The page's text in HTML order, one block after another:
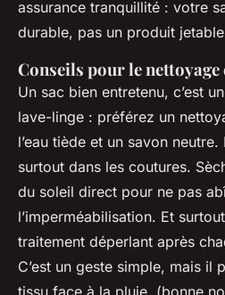
assurance tranquillité : votre
durable, pas un produit
Conseils pour le nettoyage
Un sac bien entretenu, c’est
lave-linge : préférez un
l’eau tiède et un savon
surtout dans les coutures.
du soleil direct pour ne pas
l’imperméabilisation. Et
traitement déperlant après
C’est un geste simple, mais il